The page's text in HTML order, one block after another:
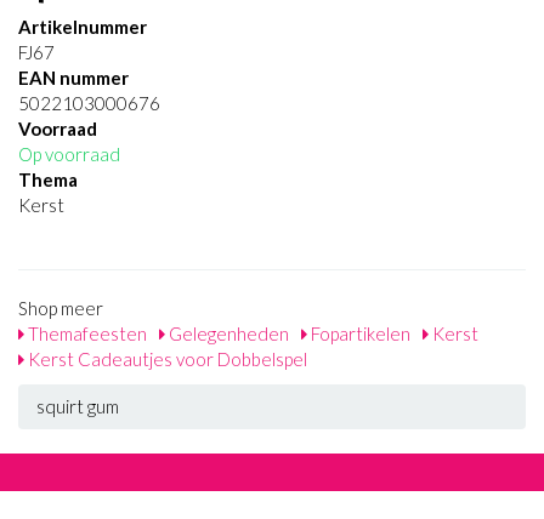
Artikelnummer
FJ67
EAN nummer
5022103000676
Voorraad
Op voorraad
Thema
Kerst
Shop meer
Themafeesten
Gelegenheden Fopartikelen
Kerst
Kerst Cadeautjes voor Dobbelspel
squirt gum